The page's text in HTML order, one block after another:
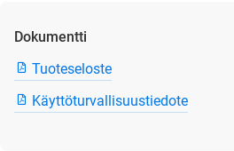
Dokumentti
Tuoteseloste
Käyttöturvallisuustiedote